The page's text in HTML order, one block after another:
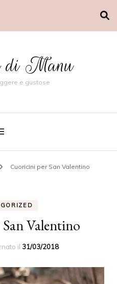
di Manu
e gustose
Cuoricini per San Valentino
Valentino
il 31/03/2018